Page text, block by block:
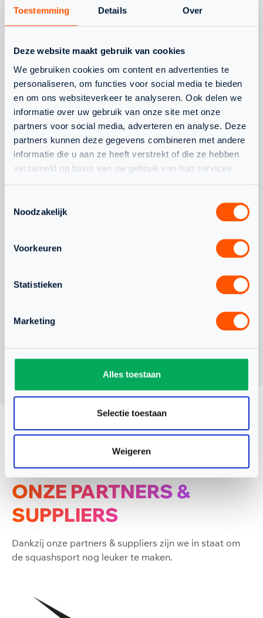
Toestemming Details Over
Deze website maakt gebruik van cookies
We gebruiken cookies om content en advertenties te
personaliseren, om functies voor social media te bieden
en om ons websiteverkeer te analyseren. Ook delen we
informatie over uw gebruik van onze site met onze
partners voor social media, adverteren en analyse. Deze
partners kunnen deze gegevens combineren met andere
informatie die u aan ze heeft verstrekt of die ze hebben
verzameld op basis van uw gebruik van hun services.
Noodzakelijk
Voorkeuren
Statistieken
Marketing
Alles toestaan
Selectie toestaan
Weigeren
JEUGD
ERVARING VOOR
ONDER 19
NLTEAM
ONZE PARTNERS &
SUPPLIERS
Dankzij onze partners & suppliers zijn we in staat om
de squashsport nog leuker te maken.